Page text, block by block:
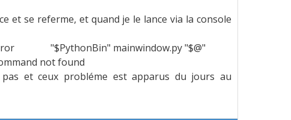
et se referme, et quand je le lance via la console
error "$PythonBin" mainwindow.py "$@"
not found
et ceux probléme est apparus du jours au